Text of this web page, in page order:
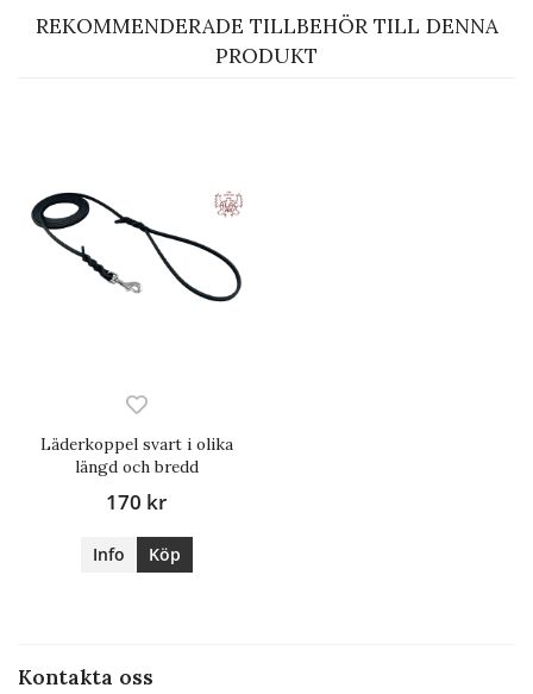
REKOMMENDERADE TILLBEHÖR TILL DENNA
PRODUKT
Läderkoppel svart i olika
längd och bredd
170 kr
Info Köp
Kontakta oss